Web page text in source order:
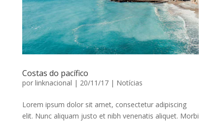
Costas do pacífico
por linknacional | 20/11/17| Notícias
Lorem ipsum dolor sit amet, consectetur adipiscing
elit. Nunc aliquam justo et nibh venenatis aliquet. Morbi